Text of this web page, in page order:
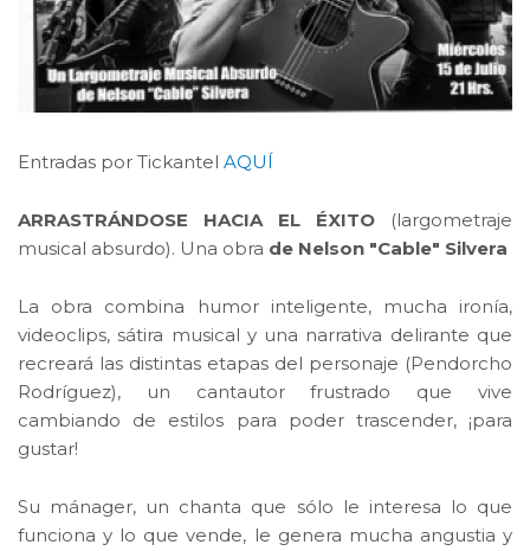
Entradas por Tickantel AQUÍ
ARRASTRÁNDOSE HACIA EL ÉXITO (largometraje
musical absurdo). Una obra de Nelson "Cable" Silvera
La obra combina humor inteligente, mucha ironía,
videoclips, sátira musical y una narrativa delirante que
recreará las distintas etapas del personaje (Pendorcho
Rodríguez), un cantautor frustrado que vive
cambiando de estilos para poder trascender, ¡para
gustar!
Su mánager, un chanta que sólo le interesa lo que
funciona y lo que vende, le genera mucha angustia y